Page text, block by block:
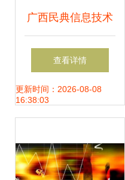
广西民典信息技术
咨询 金融信息咨询
的核心价值与实践
查看详情
更新时间：2026-08-08
16:38:03